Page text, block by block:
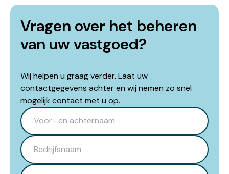
Vragen over het beheren
van uw vastgoed?
Wij helpen u graag verder. Laat uw
contactgegevens achter en wij nemen zo snel
mogelijk contact met u op.